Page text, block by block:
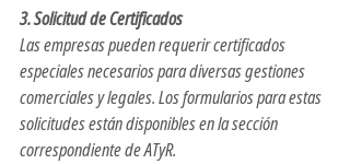
3. Solicitud de Certificados
Las empresas pueden requerir certificados
especiales necesarios para diversas gestiones
comerciales y legales. Los formularios para estas
solicitudes están disponibles en la sección
correspondiente de ATyR. ​